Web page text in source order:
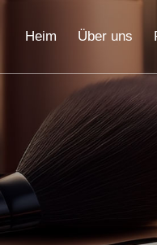
Heim Über uns